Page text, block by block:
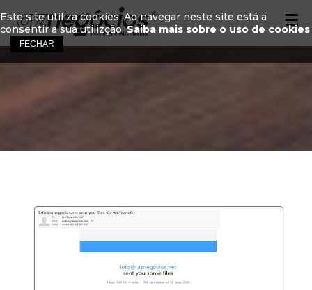
Este site utiliza cookies. Ao navegar neste site está a
consentir a sua utilizção.Saiba mais sobre o uso de cookies